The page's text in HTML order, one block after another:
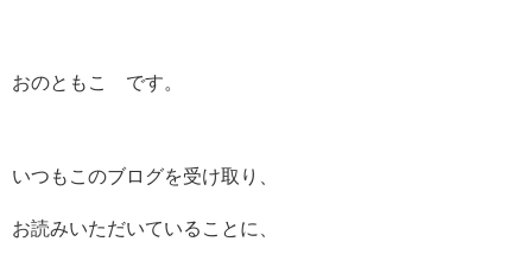
おのともこ です。
いつもこのブログを受け取り、
お読みいただいていることに、